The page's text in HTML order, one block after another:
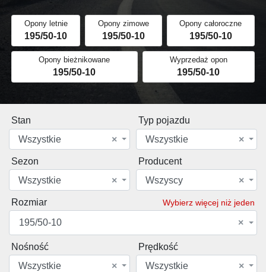
Opony letnie
195/50-10
Opony zimowe
195/50-10
Opony całoroczne
195/50-10
Opony bieżnikowane
195/50-10
Wyprzedaż opon
195/50-10
Stan
×
Wszystkie
Typ pojazdu
×
Wszystkie
Sezon
×
Wszystkie
Producent
×
Wszyscy
Rozmiar Wybierz więcej niż jeden
×
195/50-10
Nośność
×
Wszystkie
Prędkość
×
Wszystkie